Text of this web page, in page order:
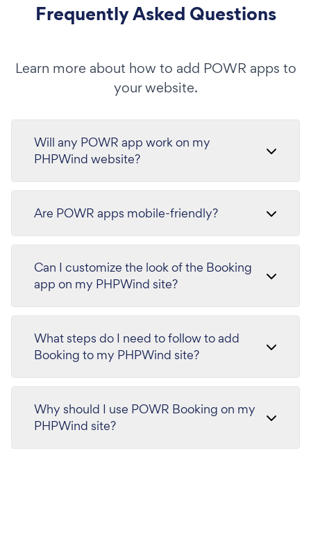
Frequently Asked Questions
Learn more about how to add POWR apps to
your website.
Will any POWR app work on my
PHPWind website?
Are POWR apps mobile-friendly?
Can I customize the look of the Booking
app on my PHPWind site?
What steps do I need to follow to add
Booking to my PHPWind site?
Why should I use POWR Booking on my
PHPWind site?